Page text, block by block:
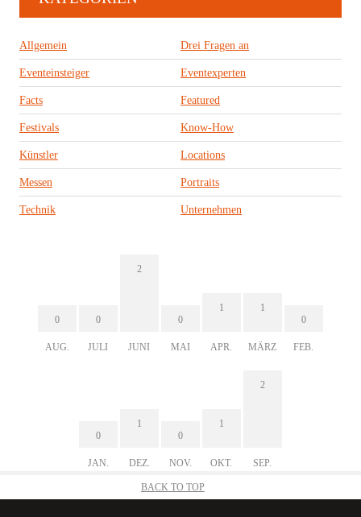
Allgemein Drei Fragen an
Eventeinsteiger Eventexperten
Facts Featured
Festivals Know-How
Künstler Locations
Messen Portraits
Technik Unternehmen
0
AUG.
0
JULI
2
JUNI
0
MAI
1
APR.
1
MÄRZ
0
FEB.
0
JAN.
1
DEZ.
0
NOV.
1
OKT.
2
SEP.
BACK TO TOP